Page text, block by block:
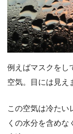
例えばマスクをし
空気。目には見え
この空気は冷たい
くの水分を含めな